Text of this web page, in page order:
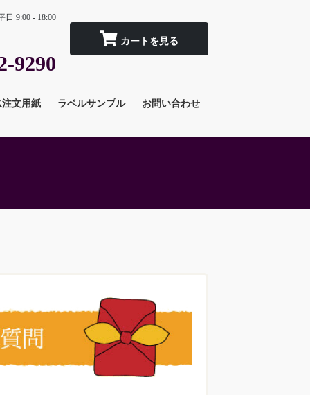
日 9:00 - 18:00
9290
文用紙 ラベルサンプル お問い合わせ